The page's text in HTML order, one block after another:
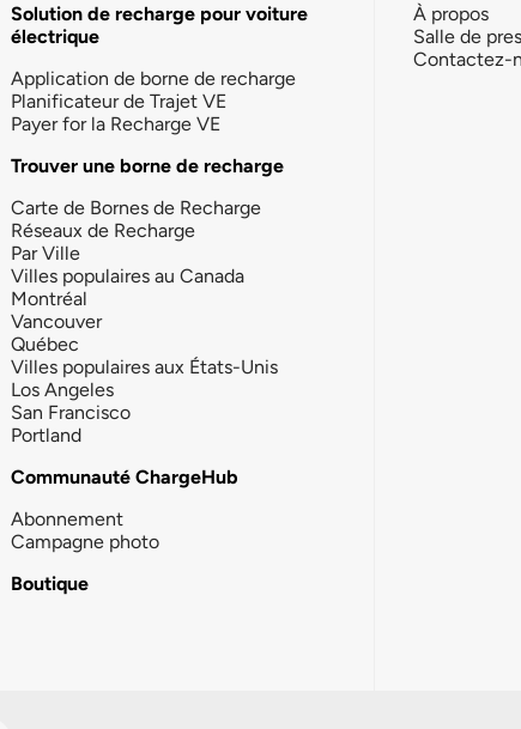
Solution de recharge pour voiture
électrique
Application de borne de recharge
Planificateur de Trajet VE
Payer for la Recharge VE
Trouver une borne de recharge
Carte de Bornes de Recharge
Réseaux de Recharge
Par Ville
Villes populaires au Canada
Montréal
Vancouver
Québec
Villes populaires aux États-Unis
Los Angeles
San Francisco
Portland
Communauté ChargeHub
Abonnement
Campagne photo
Boutique
À propos
Salle de
Contactez-